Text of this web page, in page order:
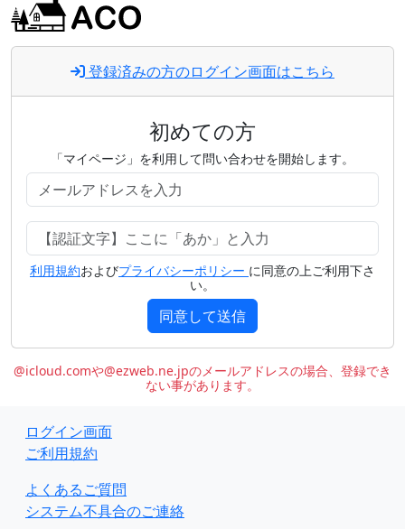
登録済みの方のログイン画面はこちら
初めての方
「マイページ」を利用して問い合わせを開始します。
利用規約およびプライバシーポリシー に同意の上ご利用下さ
い。
同意して送信
@icloud.comや@ezweb.ne.jpのメールアドレスの場合、登録でき
ない事があります。
ログイン画面
ご利用規約
よくあるご質問
システム不具合のご連絡